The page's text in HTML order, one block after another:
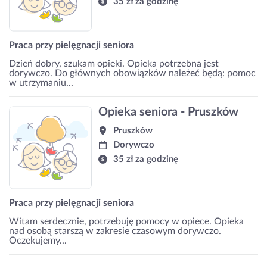
Praca przy pielęgnacji seniora
Dzień dobry, szukam opieki. Opieka potrzebna jest
dorywczo. Do głównych obowiązków należeć będą: pomoc
w utrzymaniu...
Opieka seniora - Pruszków
Pruszków
Dorywczo
35 zł za godzinę
Praca przy pielęgnacji seniora
Witam serdecznie, potrzebuję pomocy w opiece. Opieka
nad osobą starszą w zakresie czasowym dorywczo.
Oczekujemy...